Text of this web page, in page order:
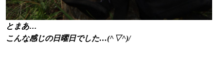
とまあ…
こんな感じの日曜日でした…(^▽^)/